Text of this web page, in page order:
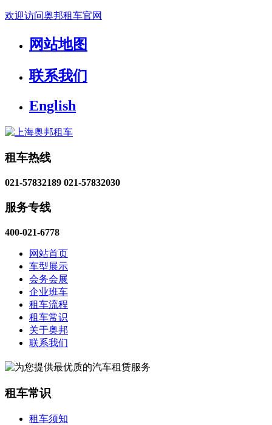
欢迎访问奥邦租车官网
网站地图
联系我们
English
租车热线
021-57832189 021-57832030
服务专线
400-021-6778
网站首页
车型展示
会务会展
企业班车
租车流程
租车常识
关于奥邦
联系我们
租车常识
租车须知